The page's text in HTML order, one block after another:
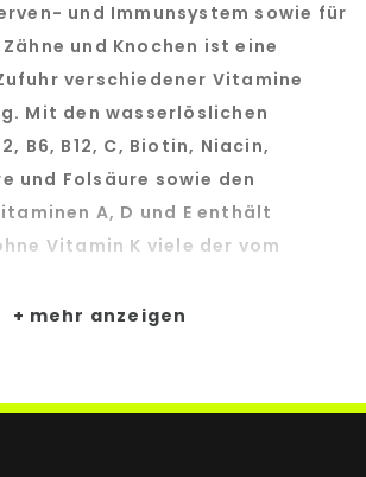
und Immunsystem sowie für
und Knochen ist eine
verschiedener Vitamine
Mit den wasserlöslichen
B6, B12, C, Biotin, Niacin,
und Folsäure sowie den
A, D und E enthält
Vitamin K viele der vom
A-Z ohne Vitamin K zahlreiche
Funktionen des menschlichen
mehr anzeigen